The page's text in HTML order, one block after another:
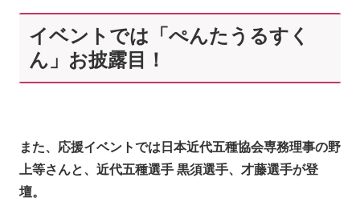
イベントでは「ぺんたうるすく
ん」お披露目！
また、応援イベントでは日本近代五種協会専務理事の野
上等さんと、近代五種選手 黒須選手、才藤選手が登
壇。